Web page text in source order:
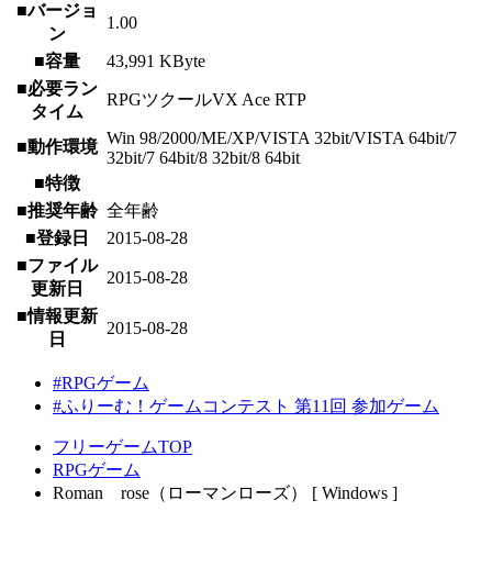
■バージョ
ン
1.00
■容量
43,991 KByte
■必要ラン
タイム
RPGツクールVX Ace RTP
■動作環境 Win 98/2000/ME/XP/VISTA 32bit/VISTA 64bit/7
32bit/7 64bit/8 32bit/8 64bit
■特徴
■推奨年齢 全年齢
■登録日
2015-08-28
■ファイル
更新日
2015-08-28
■情報更新
日
2015-08-28
#RPGゲーム
#ふりーむ！ゲームコンテスト 第11回 参加ゲーム
フリーゲームTOP
RPGゲーム
Roman rose（ローマンローズ） [ Windows ]